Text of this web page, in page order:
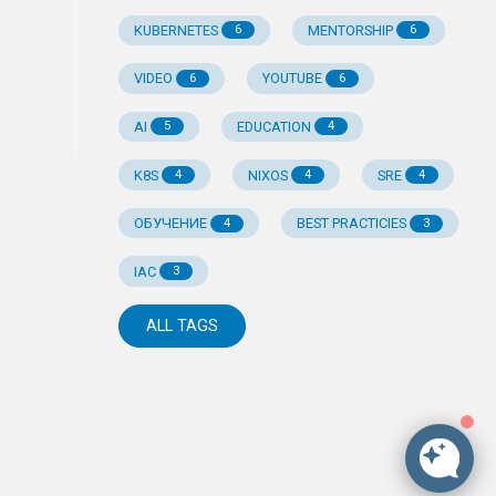
KUBERNETES 6 MENTORSHIP 6
VIDEO 6 YOUTUBE 6
AI 5 EDUCATION 4
K8S 4 NIXOS 4 SRE 4
ОБУЧЕНИЕ 4 BEST PRACTICIES 3
IAC 3
ALL TAGS